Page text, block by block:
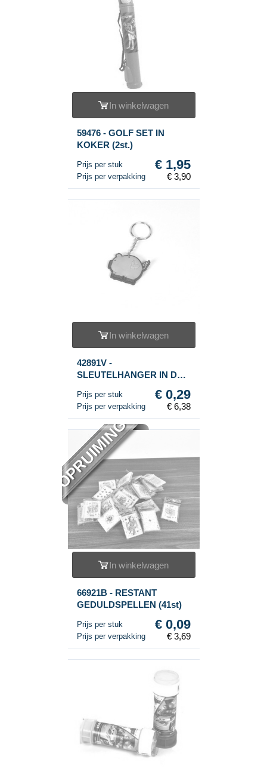
In winkelwagen
59476 - GOLF SET IN
KOKER (2st.)
Prijs per stuk € 1,95
Prijs per verpakking € 3,90
In winkelwagen
42891V -
SLEUTELHANGER IN DE
VARKENTJE (22st.)
Prijs per stuk € 0,29
Prijs per verpakking € 6,38
OPRUIMING
In winkelwagen
66921B - RESTANT
GEDULDSPELLEN (41st)
Prijs per stuk € 0,09
Prijs per verpakking € 3,69